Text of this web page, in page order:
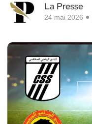
La Presse
24 mai 2026